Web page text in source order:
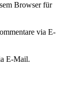
Browser für
via E-
E-Mail.